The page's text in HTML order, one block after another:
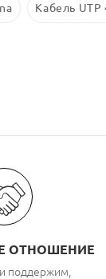
Кабель
ОТНОШЕНИЕ
поддержим,